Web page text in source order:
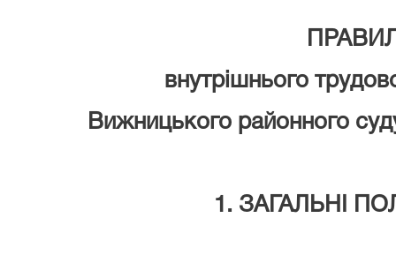
внутрішнього
Вижницького районного
1. ЗАГАЛЬНІ